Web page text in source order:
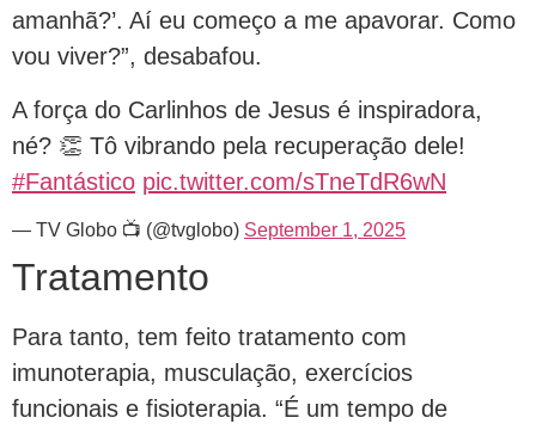
amanhã?’. Aí eu começo a me apavorar. Como
vou viver?”, desabafou.
A força do Carlinhos de Jesus é inspiradora,
né? 👏 Tô vibrando pela recuperação dele!
#Fantástico pic.twitter.com/sTneTdR6wN
— TV Globo 📺 (@tvglobo) September 1, 2025
Tratamento
Para tanto, tem feito tratamento com
imunoterapia, musculação, exercícios
funcionais e fisioterapia. “É um tempo de